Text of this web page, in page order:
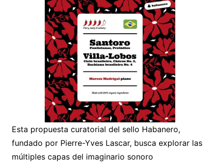
Esta propuesta curatorial del sello Habanero,
fundado por Pierre-Yves Lascar, busca explorar las
múltiples capas del imaginario sonoro